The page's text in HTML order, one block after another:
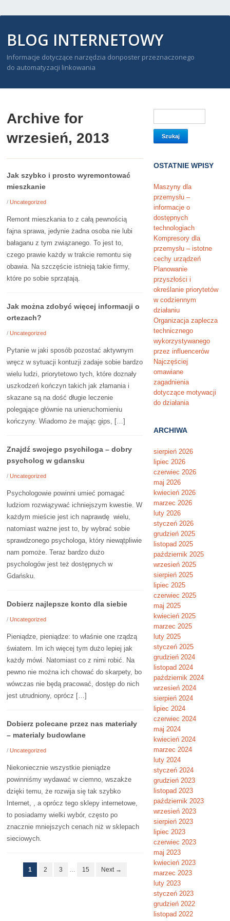
BLOG INTERNETOWY
Informacje dotyczące narzędzia donposter przeznaczonego
do automatyzacji linkowania
Archive for
wrzesień, 2013
Jak szybko i prosto wyremontować
mieszkanie
/Uncategorized
Remont mieszkania to z całą pewnością
fajna sprawa, jedynie żadna osoba nie lubi
bałaganu z tym związanego. To jest to,
czego prawie każdy w trakcie remontu się
obawia. Na szczęście istnieją takie firmy,
które po sobie sprzątają.
Jak można zdobyć więcej informacji o
ortezach?
/Uncategorized
Pytanie w jaki sposób pozostać aktywnym
wręcz w sytuacji kontuzji zadaje sobie bardzo
wielu ludzi, priorytetowo tych, które doznały
uszkodzeń kończyn takich jak złamania i
skazane są na dość długie leczenie
polegające głównie na unieruchomieniu
kończyny. Wiadomo że mając gips, […]
Znajdź swojego psychiloga – dobry
psycholog w gdansku
/Uncategorized
Psychologowie powinni umieć pomagać
ludziom rozwiązywać ichniejszym kwestie. W
każdym mieście jest ich naprawdę wielu,
natomiast ważne jest to, by wybrać sobie
sprawdzonego psychologa, który niewątpliwie
nam pomoże. Teraz bardzo dużo
psychologów jest też dostępnych w
Gdańsku.
Dobierz najlepsze konto dla siebie
/Uncategorized
Pieniądze, pieniądze: to właśnie one rządzą
światem. Im ich więcej tym dużo lepiej jak
każdy mówi. Natomiast co z nimi robić. Na
pewno nie można ich chować do skarpety, bo
wówczas nie będą pracować, dostęp do nich
jest utrudniony, oprócz […]
Dobierz polecane przez nas materiały
– materialy budowlane
/Uncategorized
Niekoniecznie wszystkie pieniądze
powinniśmy wydawać w ciemno, wszakże
dzięki temu, że rozwija się tak szybko
Internet, , a oprócz tego sklepy internetowe,
to posiadamy wielki wybór, często po
znacznie mniejszych cenach niż w sklepach
sieciowych.
1 2 3 … 15 Next →
OSTATNIE WPISY
Maszyny dla
przemysłu –
informacje o
dostępnych
technologiach
Kompresory dla
przemysłu – istotne
cechy urządzeń
Planowanie
przyszłości i
określanie priorytetów
w codziennym
działaniu
Organizacja zaplecza
technicznego
wykorzystywanego
przez influencerów
Najczęściej
omawiane
zagadnienia
dotyczące motywacji
do działania
ARCHIWA
sierpień 2026
lipiec 2026
czerwiec 2026
maj 2026
kwiecień 2026
marzec 2026
luty 2026
styczeń 2026
grudzień 2025
listopad 2025
październik 2025
wrzesień 2025
sierpień 2025
lipiec 2025
czerwiec 2025
maj 2025
kwiecień 2025
marzec 2025
luty 2025
styczeń 2025
grudzień 2024
listopad 2024
październik 2024
wrzesień 2024
sierpień 2024
lipiec 2024
czerwiec 2024
maj 2024
kwiecień 2024
marzec 2024
luty 2024
styczeń 2024
grudzień 2023
listopad 2023
październik 2023
wrzesień 2023
sierpień 2023
lipiec 2023
czerwiec 2023
maj 2023
kwiecień 2023
marzec 2023
luty 2023
styczeń 2023
grudzień 2022
listopad 2022